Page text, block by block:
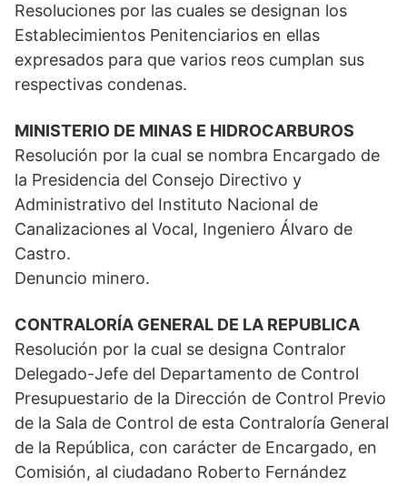
Resoluciones por las cuales se designan los
Establecimientos Penitenciarios en ellas
expresados para que varios reos cumplan sus
respectivas condenas.
MINISTERIO DE MINAS E HIDROCARBUROS
Resolución por la cual se nombra Encargado de
la Presidencia del Consejo Directivo y
Administrativo del Instituto Nacional de
Canalizaciones al Vocal, Ingeniero Álvaro de
Castro.
Denuncio minero.
CONTRALORÍA GENERAL DE LA REPUBLICA
Resolución por la cual se designa Contralor
Delegado-Jefe del Departamento de Control
Presupuestario de la Dirección de Control Previo
de la Sala de Control de esta Contraloría General
de la República, con carácter de Encargado, en
Comisión, al ciudadano Roberto Fernández